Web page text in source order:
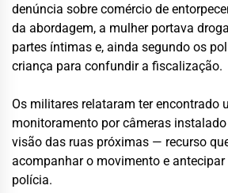
denúncia sobre comércio de
da abordagem, a mulher portava
partes íntimas e, ainda segundo os
criança para confundir a fiscalização.
Os militares relataram ter encontrado
monitoramento por câmeras
visão das ruas próximas — recurso
acompanhar o movimento e antecipar
polícia.